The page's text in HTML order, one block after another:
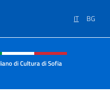
IT BG
e menù
di Cultura di Sofia